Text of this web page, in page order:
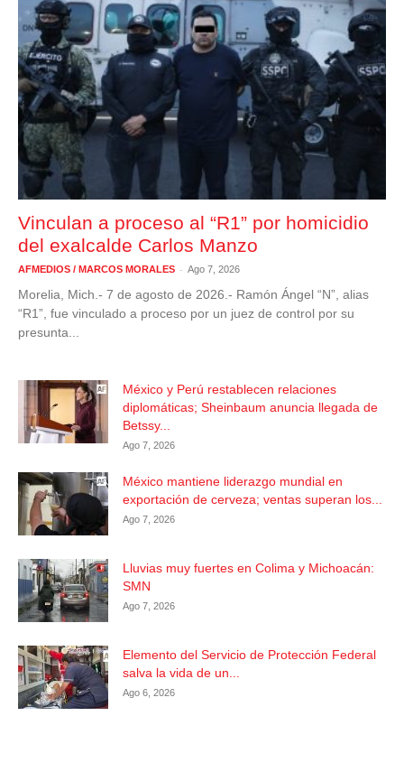
Vinculan a proceso al “R1” por homicidio
del exalcalde Carlos Manzo
AFMEDIOS / MARCOS MORALES - Ago 7, 2026
Morelia, Mich.- 7 de agosto de 2026.- Ramón Ángel “N”, alias
“R1”, fue vinculado a proceso por un juez de control por su
presunta...
México y Perú restablecen relaciones
diplomáticas; Sheinbaum anuncia llegada de
Betssy...
Ago 7, 2026
México mantiene liderazgo mundial en
exportación de cerveza; ventas superan los...
Ago 7, 2026
Lluvias muy fuertes en Colima y Michoacán:
SMN
Ago 7, 2026
Elemento del Servicio de Protección Federal
salva la vida de un...
Ago 6, 2026